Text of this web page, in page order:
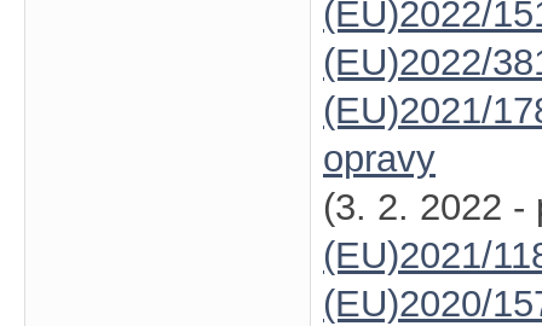
(EU)2022/
(EU)2022/
(EU)2021/
opravy
(3. 2. 2022 -
(EU)2021/
(EU)2020/